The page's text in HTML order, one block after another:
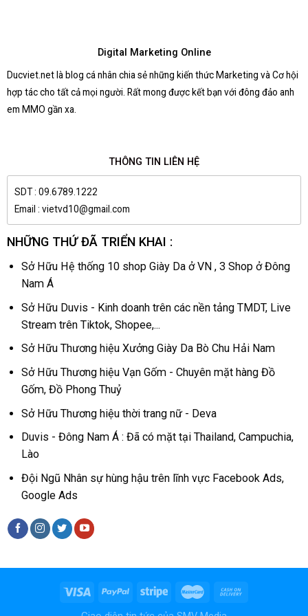
Digital Marketing Online
Ducviet.net là blog cá nhân chia sẻ những kiến thức Marketing và Cơ hội
hợp tác cho tất cả mọi người. Rất mong được kết bạn với đông đảo anh
em MMO gần xa.
THÔNG TIN LIÊN HỆ
SDT : 09.6789.1222
Email : vietvd10@gmail.com
NHỮNG THỨ ĐÃ TRIỂN KHAI :
Sở Hữu Hệ thống 10 shop Giày Da ở VN , 3 Shop ở Đông
Nam Á
Sở Hữu Duvis - Kinh doanh trên các nền tảng TMDT, Live
Stream trên Tiktok, Shopee,...
Sở Hữu Thương hiệu Xưởng Giày Da Bò Chu Hải Nam
Sở Hữu Thương hiệu Vạn Gốm - Chuyên mặt hàng Đồ
Gốm, Đồ Phong Thuỷ
Sở Hữu Thương hiệu thời trang nữ - Deva
Duvis - Đông Nam Á : Đã có mặt tại Thailand, Campuchia,
Lào
Đội Ngũ Nhân sự hùng hậu trên lĩnh vực Facebook Ads,
Google Ads